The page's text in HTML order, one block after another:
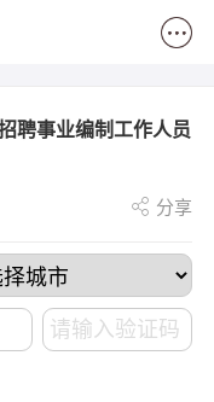
聘事业编制工作人员
分享